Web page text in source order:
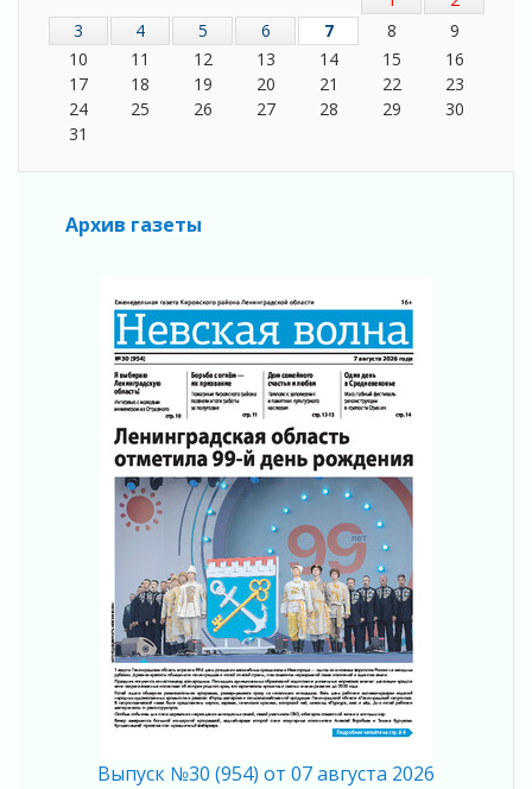
Полумрак бьёт по карману
04 августа 2026
Вниманию автомобилистов!
04 августа 2026
04 августа 2026
Регион готовится к выборам
04 августа 2026
04 августа 2026
Без риска для здоровья и кошелька
04 августа 2026
Важная информация
04 августа 2026
Что делать со сбережениями
04 августа 2026
Награды нашли строителей
Ленобласть повышает производительность
труда в ЖКХ
03 августа 2026
Поддержка волонтерских объединений
03 августа 2026
Ладожский мост полностью закроют на два
03 августа 2026
3
4 5 6 7 8
9
10
11 12 13 14 15
16
17
18 19 20 21 22
23
24
25 26 27 28 29
30
31
Архив газеты
Выпуск №30 (954) от 07 августа 2026